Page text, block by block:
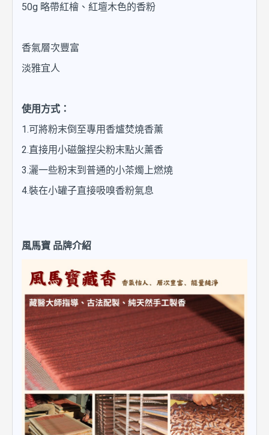
50g 略帶紅檜、紅壇木色的香粉
香氣層次豐富
淡雅宜人
使用方式：
1.可將粉末倒至專用香爐焚燒香薰
2.直接用小磁盤捏尖粉末點火薰香
3.灑一些粉末到普通的小茶燭上燃燒
4.裝在小罐子直接吸嗅香粉氣息
風馬寶 品牌介紹